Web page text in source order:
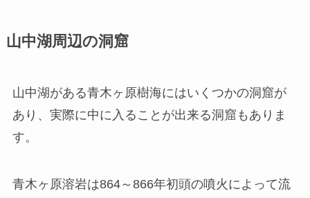
山中湖周辺の洞窟
山中湖がある青木ヶ原樹海にはいくつかの洞窟が
あり、実際に中に入ることが出来る洞窟もありま
す。
青木ヶ原溶岩は864～866年初頭の噴火によって流